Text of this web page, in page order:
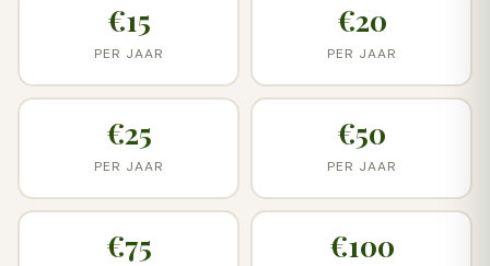
€15
PER JAAR
€20
PER JAAR
€25
PER JAAR
€50
PER JAAR
€75 €100